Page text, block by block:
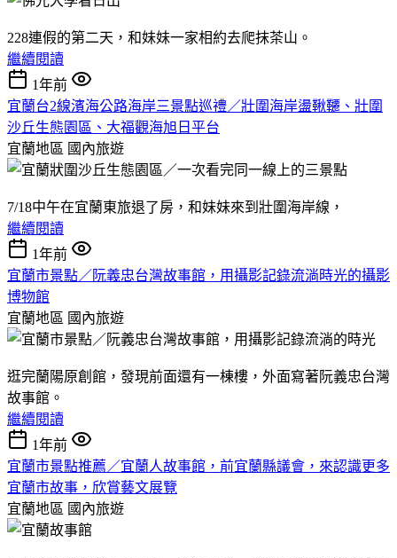
228連假的第二天，和妹妹一家相約去爬抹茶山。
繼續閱讀
1年前
宜蘭台2線濱海公路海岸三景點巡禮／壯圍海岸盪鞦韆、壯圍
沙丘生態園區、大福觀海旭日平台
宜蘭地區 國內旅遊
7/18中午在宜蘭東旅退了房，和妹妹來到壯圍海岸線，
繼續閱讀
1年前
宜蘭市景點／阮義忠台灣故事館，用攝影記錄流淌時光的攝影
博物館
宜蘭地區 國內旅遊
逛完蘭陽原創館，發現前面還有一棟樓，外面寫著阮義忠台灣
故事館。
繼續閱讀
1年前
宜蘭市景點推薦／宜蘭人故事館，前宜蘭縣議會，來認識更多
宜蘭市故事，欣賞藝文展覽
宜蘭地區 國內旅遊